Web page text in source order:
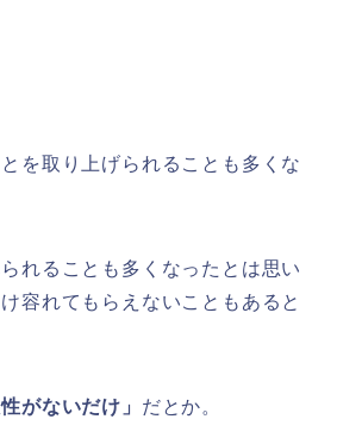
を取り上げられることも多くな
れることも多くなったとは思い
容れてもらえないこともあると
性がないだけ」 だとか。